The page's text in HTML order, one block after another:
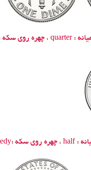
quarter ، چهره روی سکه
half ، چهره روی سکه :